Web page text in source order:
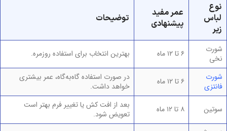
نوع
لباس
زیر
عمر مفید
پیشنهادی
توضیحات
شورت
نخی
۶ تا ۱۲ ماه بهترین انتخاب برای استفاده روزمره.
شورت
فانتزی
۶ تا ۱۲ ماه
در صورت استفاده گاه‌به‌گاه، عمر بیشتری
خواهد داشت.
سوتین ۸ تا ۱۲ ماه
بعد از افت کش یا تغییر فرم بهتر است
تعویض شود.